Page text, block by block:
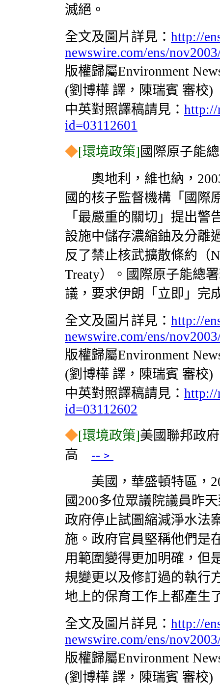
滅絕。
全文及圖片詳見： http://
newswire.com/ens/
版權歸屬Environment
(劉博樺 譯，陳瑞賓 審校)
中英對照譯稿請見： http://
id=03112601
◆[環境政策] 國際原子能
奧地利，維也納，
國的核子監督機構「國際
「最嚴重的關切」提出警
設施中儲存濃縮鈾及分離
反了禁止核武擴散條約（
Treaty）。國際原子能總
議，要求伊朗「立即」完
全文及圖片詳見： http://
newswire.com/ens/
版權歸屬Environment
(劉博樺 譯，陳瑞賓 審校)
中英對照譯稿請見： http://
id=03112602
◆[環境政策]美國聯邦政
高
--﹥
美國，華盛頓特區，
國200多位眾議院議員昨
政府停止試圖縮減淨水法
施。政府官員堅稱他們是
用範圍變得更加明確，但
規變更以及修訂過的執行
地上的保育工作上都產生
全文及圖片詳見： http://
newswire.com/ens/
版權歸屬Environment
(劉博樺 譯，陳瑞賓 審校)